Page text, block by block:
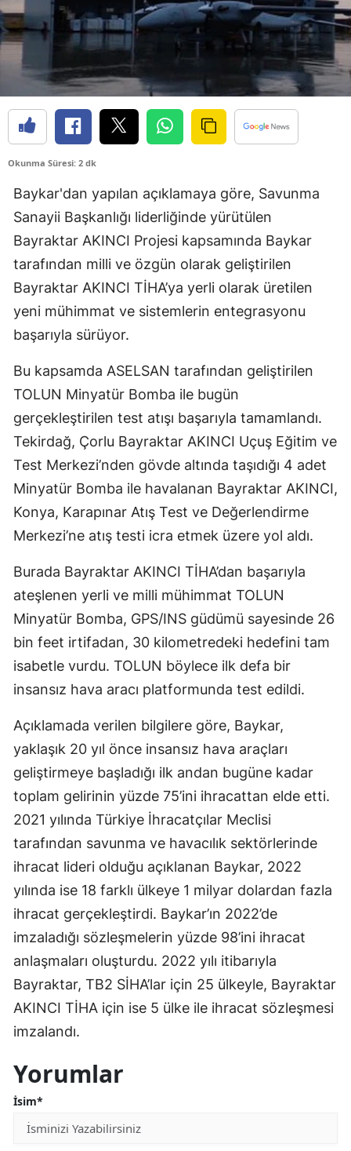
Bursa
Çanakkale
Çankırı
Çorum
Diyarbakır
Edirne
Elazığ
Erzincan
Erzurum
Gaziantep
Giresun
Gümüşhane
Hakkari
Hatay
Isparta
Mersin
İstanbul
İzmir
Kars
Kastamonu
Kayseri
Kırklareli
Kırşehir
Kocaeli
Konya
Kütahya
Malatya
Manisa
Kahramanmaraş
Okunma Süresi: 2 dk
Baykar'dan yapılan açıklamaya göre, Savunma
Sanayii Başkanlığı liderliğinde yürütülen
Bayraktar AKINCI Projesi kapsamında Baykar
tarafından milli ve özgün olarak geliştirilen
Bayraktar AKINCI TİHA’ya yerli olarak üretilen
yeni mühimmat ve sistemlerin entegrasyonu
başarıyla sürüyor.
Bu kapsamda ASELSAN tarafından geliştirilen
TOLUN Minyatür Bomba ile bugün
gerçekleştirilen test atışı başarıyla tamamlandı.
Tekirdağ, Çorlu Bayraktar AKINCI Uçuş Eğitim ve
Test Merkezi’nden gövde altında taşıdığı 4 adet
Minyatür Bomba ile havalanan Bayraktar AKINCI,
Konya, Karapınar Atış Test ve Değerlendirme
Merkezi’ne atış testi icra etmek üzere yol aldı.
Burada Bayraktar AKINCI TİHA’dan başarıyla
ateşlenen yerli ve milli mühimmat TOLUN
Minyatür Bomba, GPS/INS güdümü sayesinde 26
bin feet irtifadan, 30 kilometredeki hedefini tam
isabetle vurdu. TOLUN böylece ilk defa bir
insansız hava aracı platformunda test edildi.
Açıklamada verilen bilgilere göre, Baykar,
yaklaşık 20 yıl önce insansız hava araçları
geliştirmeye başladığı ilk andan bugüne kadar
toplam gelirinin yüzde 75’ini ihracattan elde etti.
2021 yılında Türkiye İhracatçılar Meclisi
tarafından savunma ve havacılık sektörlerinde
ihracat lideri olduğu açıklanan Baykar, 2022
yılında ise 18 farklı ülkeye 1 milyar dolardan fazla
ihracat gerçekleştirdi. Baykar’ın 2022’de
imzaladığı sözleşmelerin yüzde 98’ini ihracat
anlaşmaları oluşturdu. 2022 yılı itibarıyla
Bayraktar, TB2 SİHA’lar için 25 ülkeyle, Bayraktar
AKINCI TİHA için ise 5 ülke ile ihracat sözleşmesi
imzalandı.
Yorumlar
İsim*